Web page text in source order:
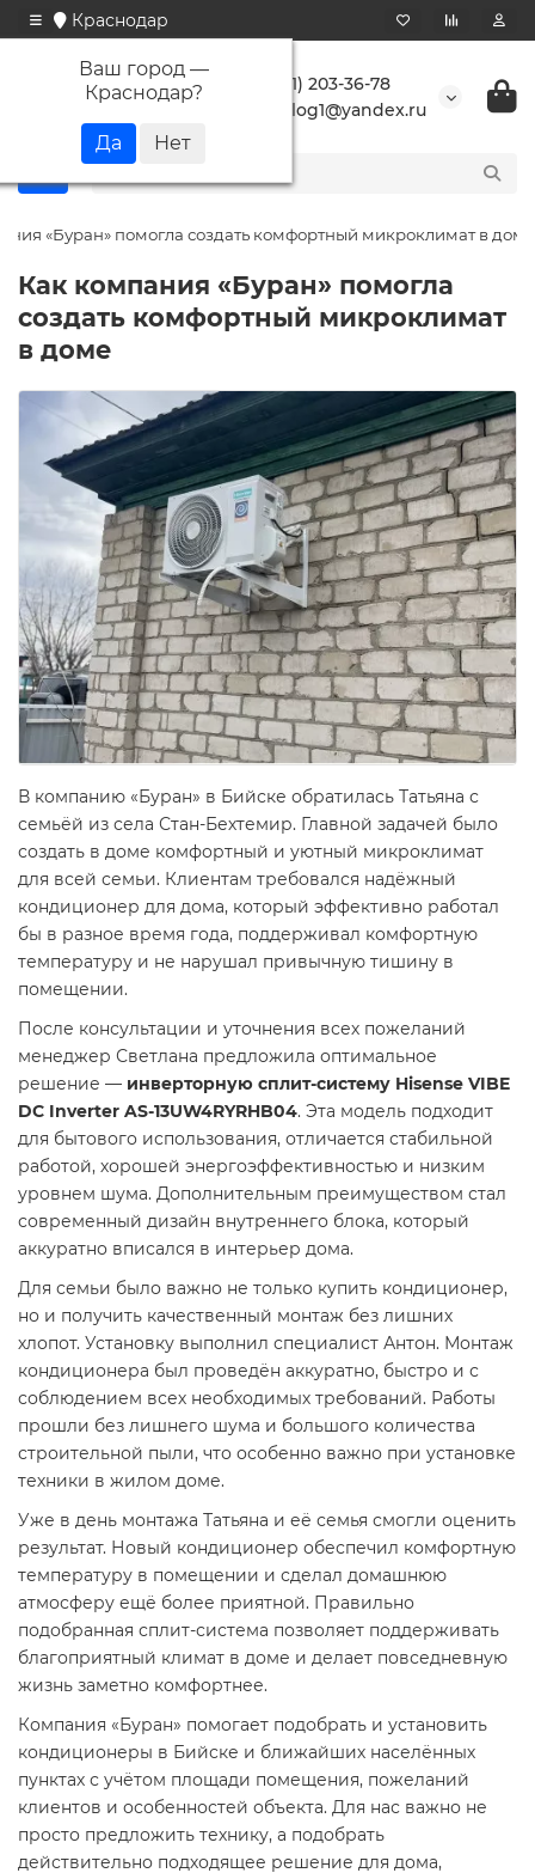
Краснодар
Ваш город —
Краснодар?
+7 (861) 203-36-78
buranlog1@yandex.ru
«Буран» помогла создать комфортный микроклимат в доме
Как компания «Буран» помогла
создать комфортный микроклимат
в доме
В компанию «Буран» в Бийске обратилась Татьяна с
семьёй из села Стан-Бехтемир. Главной задачей было
создать в доме комфортный и уютный микроклимат
для всей семьи. Клиентам требовался надёжный
кондиционер для дома, который эффективно работал
бы в разное время года, поддерживал комфортную
температуру и не нарушал привычную тишину в
помещении.
После консультации и уточнения всех пожеланий
менеджер Светлана предложила оптимальное
решение — инверторную сплит-систему Hisense VIBE
DC Inverter AS-13UW4RYRHB04. Эта модель подходит
для бытового использования, отличается стабильной
работой, хорошей энергоэффективностью и низким
уровнем шума. Дополнительным преимуществом стал
современный дизайн внутреннего блока, который
аккуратно вписался в интерьер дома.
Для семьи было важно не только купить кондиционер,
но и получить качественный монтаж без лишних
хлопот. Установку выполнил специалист Антон. Монтаж
кондиционера был проведён аккуратно, быстро и с
соблюдением всех необходимых требований. Работы
прошли без лишнего шума и большого количества
строительной пыли, что особенно важно при установке
техники в жилом доме.
Уже в день монтажа Татьяна и её семья смогли оценить
результат. Новый кондиционер обеспечил комфортную
температуру в помещении и сделал домашнюю
атмосферу ещё более приятной. Правильно
подобранная сплит-система позволяет поддерживать
благоприятный климат в доме и делает повседневную
жизнь заметно комфортнее.
Компания «Буран» помогает подобрать и установить
кондиционеры в Бийске и ближайших населённых
пунктах с учётом площади помещения, пожеланий
клиентов и особенностей объекта. Для нас важно не
просто предложить технику, а подобрать
действительно подходящее решение для дома,